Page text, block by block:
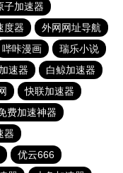
子加速器
度器
外网网址导航
哔咔漫画
瑞乐小说
速器
白鲸加速器
快联加速器
费加速神器
器
优云666